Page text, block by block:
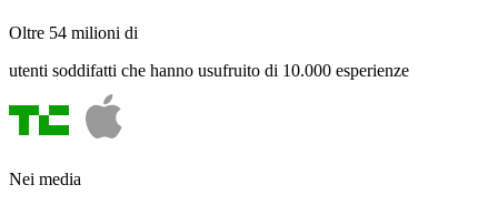
Oltre 54 milioni di
utenti soddifatti che hanno usufruito di 10.000 esperienze
Nei media